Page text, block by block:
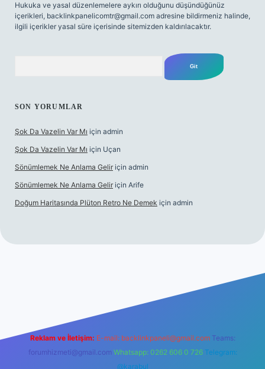
Hukuka ve yasal düzenlemelere aykırı olduğunu düşündüğünüz
içerikleri, backlinkpanelicomtr@gmail.com adresine bildirmeniz halinde,
ilgili içerikler yasal süre içerisinde sitemizden kaldırılacaktır.
SON YORUMLAR
Şok Da Vazelin Var Mı için admin
Şok Da Vazelin Var Mı için Uçan
Sönümlemek Ne Anlama Gelir için admin
Sönümlemek Ne Anlama Gelir için Arife
Doğum Haritasında Plüton Retro Ne Demek için admin
Reklam ve İletişim: E-mail: backlinkpaneli@gmail.com Teams:
forumhizmeti@gmail.com Whatsapp: 0262 606 0 726 Telegram:
@karabul